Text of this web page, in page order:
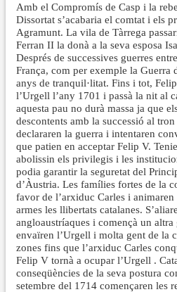
Amb el Compromís de Casp i la
Dissortat s’acabaria el comtat i els
Agramunt. La vila de Tàrrega
Ferran II la donà a la seva esposa
Després de successives guerres
França, com per exemple la Guerra
anys de tranquil·litat. Fins i tot,
l’Urgell l’any 1701 i passà la nit al
aquesta pau no durà massa ja que
descontents amb la successió al
declararen la guerra i intentaren
que patien en acceptar Felip V.
abolissin els privilegis i les
podia garantir la seguretat del
d’Àustria. Les famílies fortes de la
favor de l’arxiduc Carles i animaren
armes les llibertats catalanes.
angloaustríaques i començà un
envaïren l’Urgell i molta gent de la
zones fins que l’arxiduc Carles
Felip V tornà a ocupar l’Urgell .
conseqüències de la seva postura
setembre del 1714 començaren les